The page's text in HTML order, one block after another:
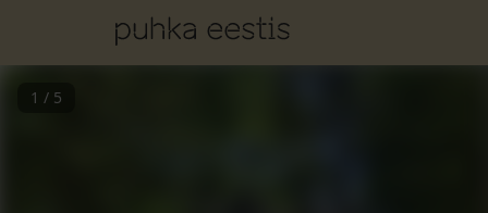
1 / 5